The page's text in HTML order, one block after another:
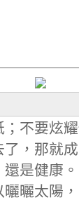
不要炫
了，那就
是健康
曬太陽